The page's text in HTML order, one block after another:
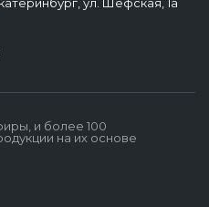
и более 100
на их основе